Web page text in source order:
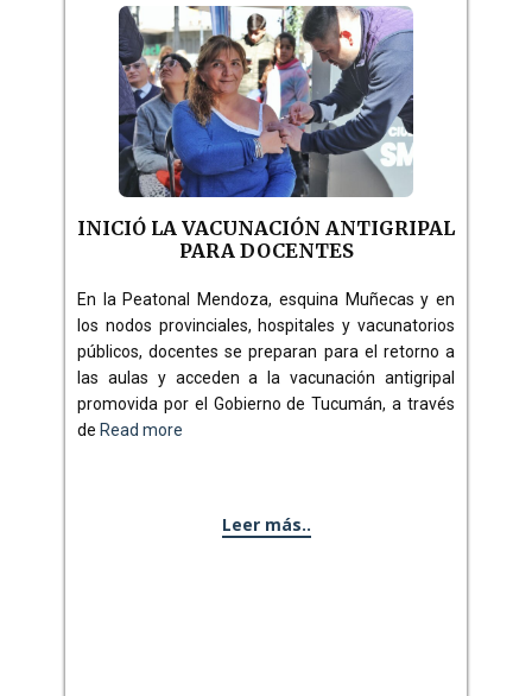
INICIÓ LA VACUNACIÓN ANTIGRIPAL
PARA DOCENTES
En la Peatonal Mendoza, esquina Muñecas y en
los nodos provinciales, hospitales y vacunatorios
públicos, docentes se preparan para el retorno a
las aulas y acceden a la vacunación antigripal
promovida por el Gobierno de Tucumán, a través
de Read more
Leer más..